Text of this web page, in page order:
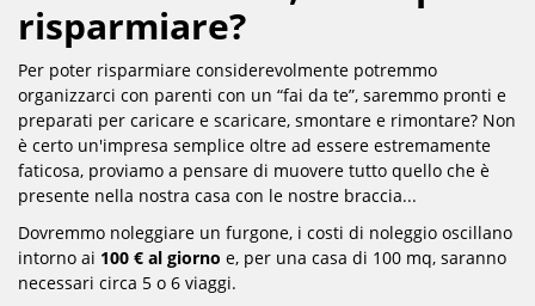
risparmiare?
Per poter risparmiare considerevolmente potremmo
organizzarci con parenti con un “fai da te”, saremmo pronti e
preparati per caricare e scaricare, smontare e rimontare? Non
è certo un'impresa semplice oltre ad essere estremamente
faticosa, proviamo a pensare di muovere tutto quello che è
presente nella nostra casa con le nostre braccia...
Dovremmo noleggiare un furgone, i costi di noleggio oscillano
intorno ai 100 € al giorno e, per una casa di 100 mq, saranno
necessari circa 5 o 6 viaggi.